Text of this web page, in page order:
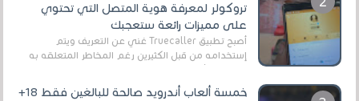
تروكولر لمعرفة هوية المتصل التي تحتوي
على مميزات رائعة ستعجبك
أصبح تطبيق Truecaller غني عن التعريف ويتم
إستخدامه من قبل الكثيرين رغم المخاطر المتعلقه به
خمسة ألعاب أندرويد صالحة للبالغين فقط 18+